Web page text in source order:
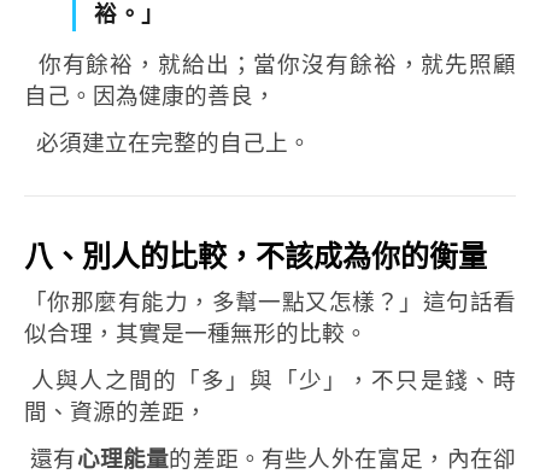
裕。」
你有餘裕，就給出； 當你沒有餘裕，就先照顧
自己。 因為健康的善良，
必須建立在完整的自己上。
八、別人的比較，不該成為你的衡量
「你那麼有能力，多幫一點又怎樣？」 這句話看
似合理，其實是一種無形的比較。
人與人之間的「多」與「少」， 不只是錢、時
間、資源的差距，
還有心理能量的差距。 有些人外在富足，內在卻